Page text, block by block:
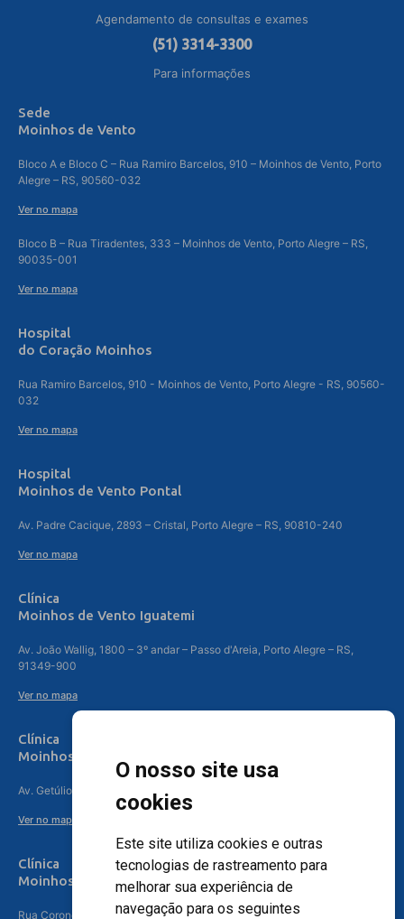
O nosso site usa
cookies
Este site utiliza cookies e outras
tecnologias de rastreamento para
melhorar sua experiência de
navegação para os seguintes
Agendamento de consultas e exames
(51) 3314-3300
Para informações
Sede
Moinhos de Vento
Bloco A e Bloco C – Rua Ramiro Barcelos, 910 – Moinhos de Vento, Porto
Alegre – RS, 90560-032
Ver no mapa
Bloco B – Rua Tiradentes, 333 – Moinhos de Vento, Porto Alegre – RS,
90035-001
Ver no mapa
Hospital
do Coração Moinhos
Rua Ramiro Barcelos, 910 - Moinhos de Vento, Porto Alegre - RS, 90560-
032
Ver no mapa
Hospital
Moinhos de Vento Pontal
Av. Padre Cacique, 2893 – Cristal, Porto Alegre – RS, 90810-240
Ver no mapa
Clínica
Moinhos de Vento Iguatemi
Av. João Wallig, 1800 – 3º andar – Passo d'Areia, Porto Alegre – RS,
91349-900
Ver no mapa
Clínica
Moinhos de Vento Canoas
Av. Getúlio Vargas, 4841 – Centro, Canoas – RS, 92010-010
Ver no mapa
Clínica
Moinhos de Vento - Teresópolis
Rua Coronel Aparício Borges, 250 - 3º andar - Teresópolis, Porto Alegre -